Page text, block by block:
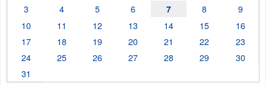
3
4 5 6 7 8
9
10
11 12 13 14 15
16
17
18 19 20 21 22
23
24
25 26 27 28 29
30
31